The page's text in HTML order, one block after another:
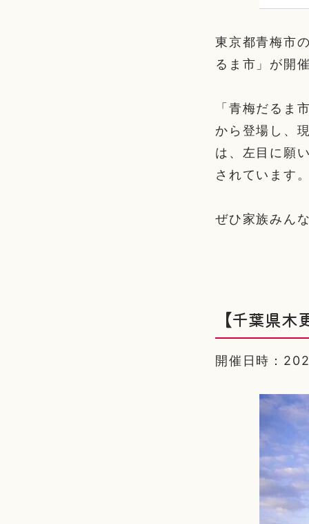
東京都青梅市
るま市」が開
「青梅だるま
から登場し、
は、左目に願
されています
ぜひ家族みん
【千葉県
開催日時：